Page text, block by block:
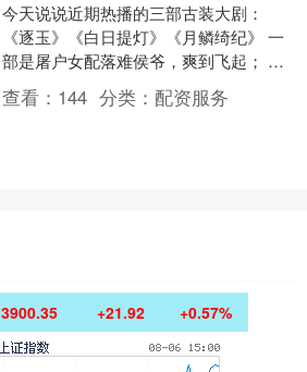
今天说说近期热播的三部古装大剧：
《逐玉》《白日提灯》《月鳞绮纪》 一
部是屠户女配落难侯爷，爽到飞起； 一
部是鬼王恋上少年将军，虐得肝颤； 还
有一部是原创奇幻悬疑....
查看： 144 分类：配资服务
3900.35 +21.92 +0.57%